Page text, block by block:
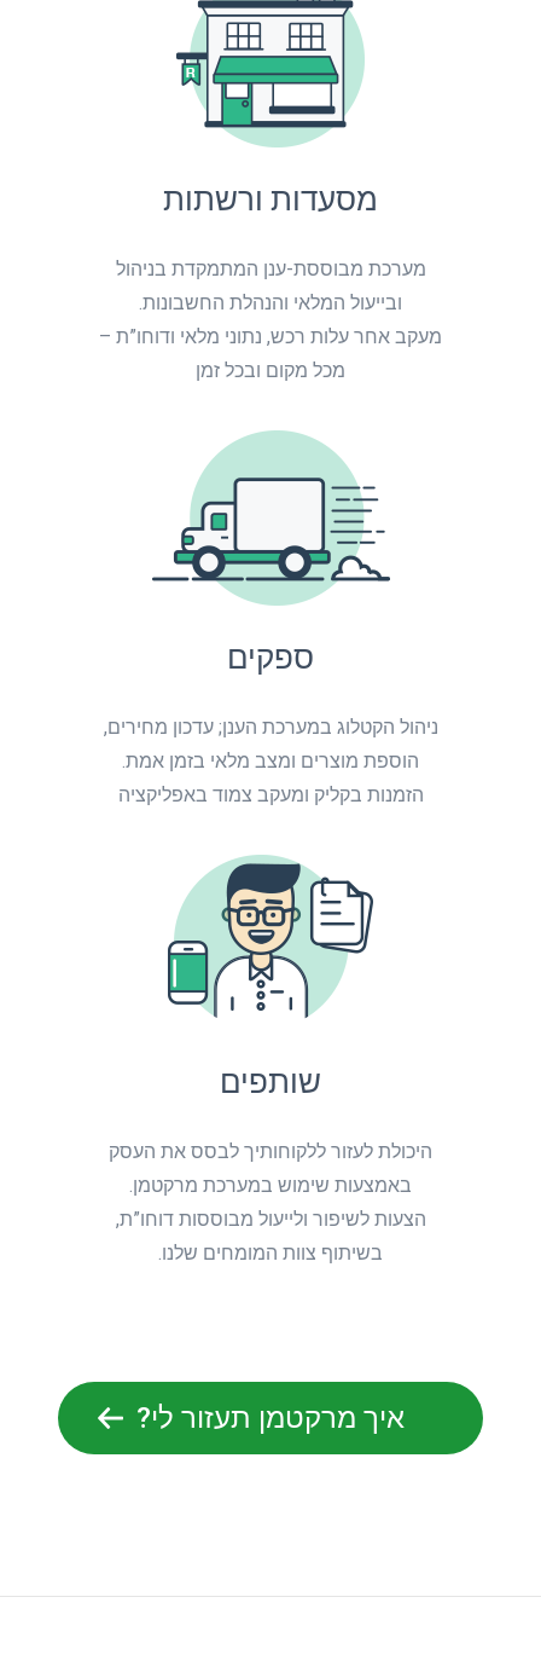
מסעדות ורשתות
מערכת מבוססת-ענן המתמקדת בניהול
ובייעול המלאי והנהלת החשבונות.
מעקב אחר עלות רכש, נתוני מלאי ודוחו”ת –
מכל מקום ובכל זמן
ספקים
ניהול הקטלוג במערכת הענן; עדכון מחירים,
הוספת מוצרים ומצב מלאי בזמן אמת.
הזמנות בקליק ומעקב צמוד באפליקציה
שותפים
היכולת לעזור ללקוחותיך לבסס את העסק
באמצעות שימוש במערכת מרקטמן.
הצעות לשיפור ולייעול מבוססות דוחו”ת,
בשיתוף צוות המומחים שלנו.
איך מרקטמן תעזור לי?